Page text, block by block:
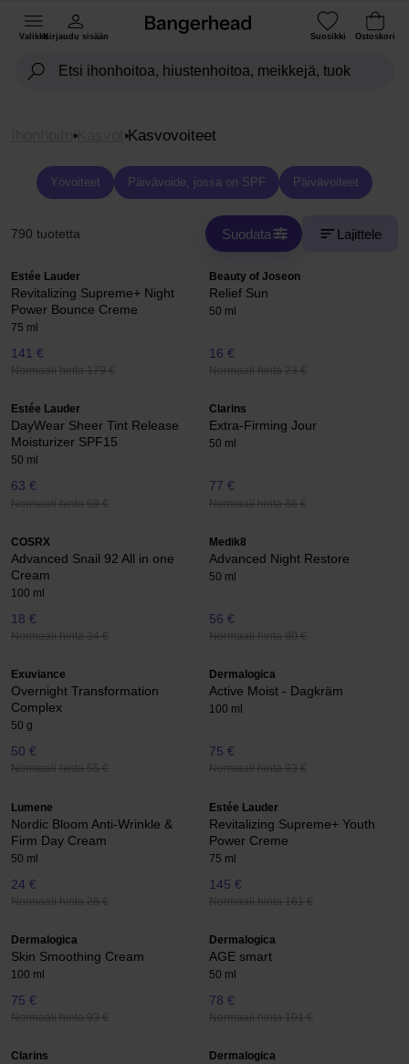
ValikkoKirjaudu sisään Suosikki Ostoskori
Kasvot Kasvovoiteet
Yövoiteet Päivävoide, jossa on SPF Päivävoiteet
790 tuotetta Suodata Lajittele
Estée Lauder
Revitalizing Supreme+ Night
Power Bounce Creme
75 ml
141 €
Normaali hinta 179 €
Beauty of Joseon
Relief Sun
50 ml
16 €
Normaali hinta 23 €
Estée Lauder
DayWear Sheer Tint Release
Moisturizer SPF15
50 ml
63 €
Normaali hinta 69 €
Clarins
Extra-Firming Jour
50 ml
77 €
Normaali hinta 86 €
COSRX
Advanced Snail 92 All in one
Cream
100 ml
18 €
Normaali hinta 34 €
Medik8
Advanced Night Restore
50 ml
56 €
Normaali hinta 80 €
Exuviance
Overnight Transformation
Complex
50 g
50 €
Normaali hinta 55 €
Dermalogica
Active Moist - Dagkräm
100 ml
75 €
Normaali hinta 93 €
Lumene
Nordic Bloom Anti-Wrinkle &
Firm Day Cream
50 ml
24 €
Normaali hinta 28 €
Estée Lauder
Revitalizing Supreme+ Youth
Power Creme
75 ml
145 €
Normaali hinta 161 €
Dermalogica
Skin Smoothing Cream
100 ml
75 €
Normaali hinta 93 €
Dermalogica
AGE smart
50 ml
78 €
Normaali hinta 101 €
Clarins Dermalogica